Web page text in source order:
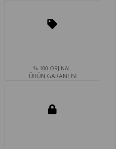
% 100 ORJİNAL
ÜRÜN GARANTİSİ